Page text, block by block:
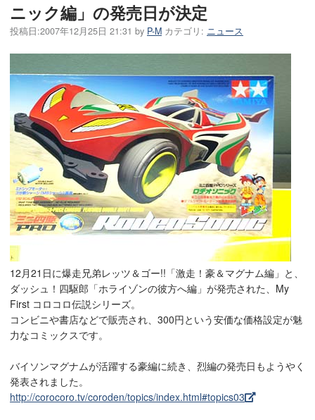
ニック編」の発売日が決定
投稿日:2007年12月25日 21:31 by P-M カテゴリ: ニュース
12月21日に爆走兄弟レッツ＆ゴー!!「激走！豪＆マグナム編」と、
ダッシュ！四駆郎「ホライゾンの彼方へ編」が発売された、My
First コロコロ伝説シリーズ。
コンビニや書店などで販売され、300円という安価な価格設定が魅
力なコミックスです。
バイソンマグナムが活躍する豪編に続き、烈編の発売日もようやく
発表されました。
http://corocoro.tv/coroden/topics/index.html#topics03